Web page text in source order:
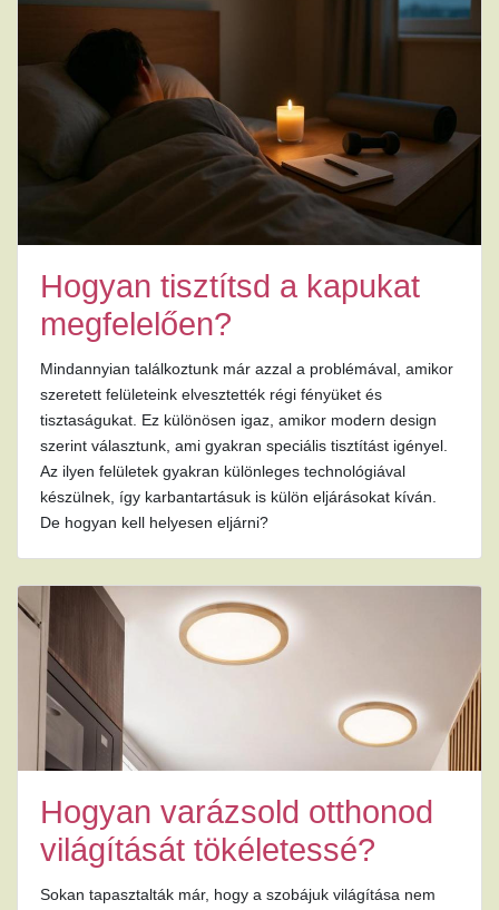
Hogyan tisztítsd a kapukat
megfelelően?
Mindannyian találkoztunk már azzal a problémával, amikor
szeretett felületeink elvesztették régi fényüket és
tisztaságukat. Ez különösen igaz, amikor modern design
szerint választunk, ami gyakran speciális tisztítást igényel.
Az ilyen felületek gyakran különleges technológiával
készülnek, így karbantartásuk is külön eljárásokat kíván.
De hogyan kell helyesen eljárni?
Hogyan varázsold otthonod
világítását tökéletessé?
Sokan tapasztalták már, hogy a szobájuk világítása nem